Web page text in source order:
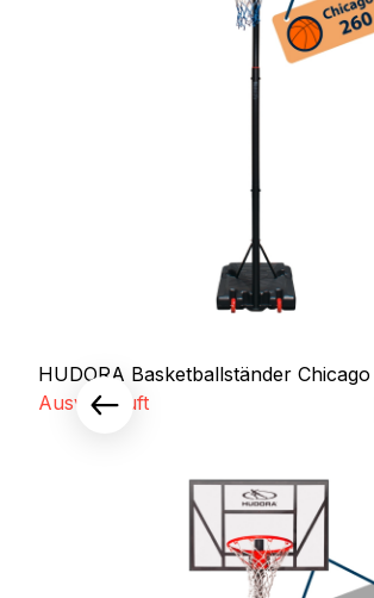
HUDORA Basketballständer
Ausverkauft